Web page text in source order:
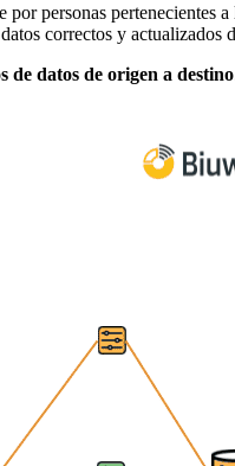
personas pertenecientes a
correctos y actualizados
de datos de origen a destino